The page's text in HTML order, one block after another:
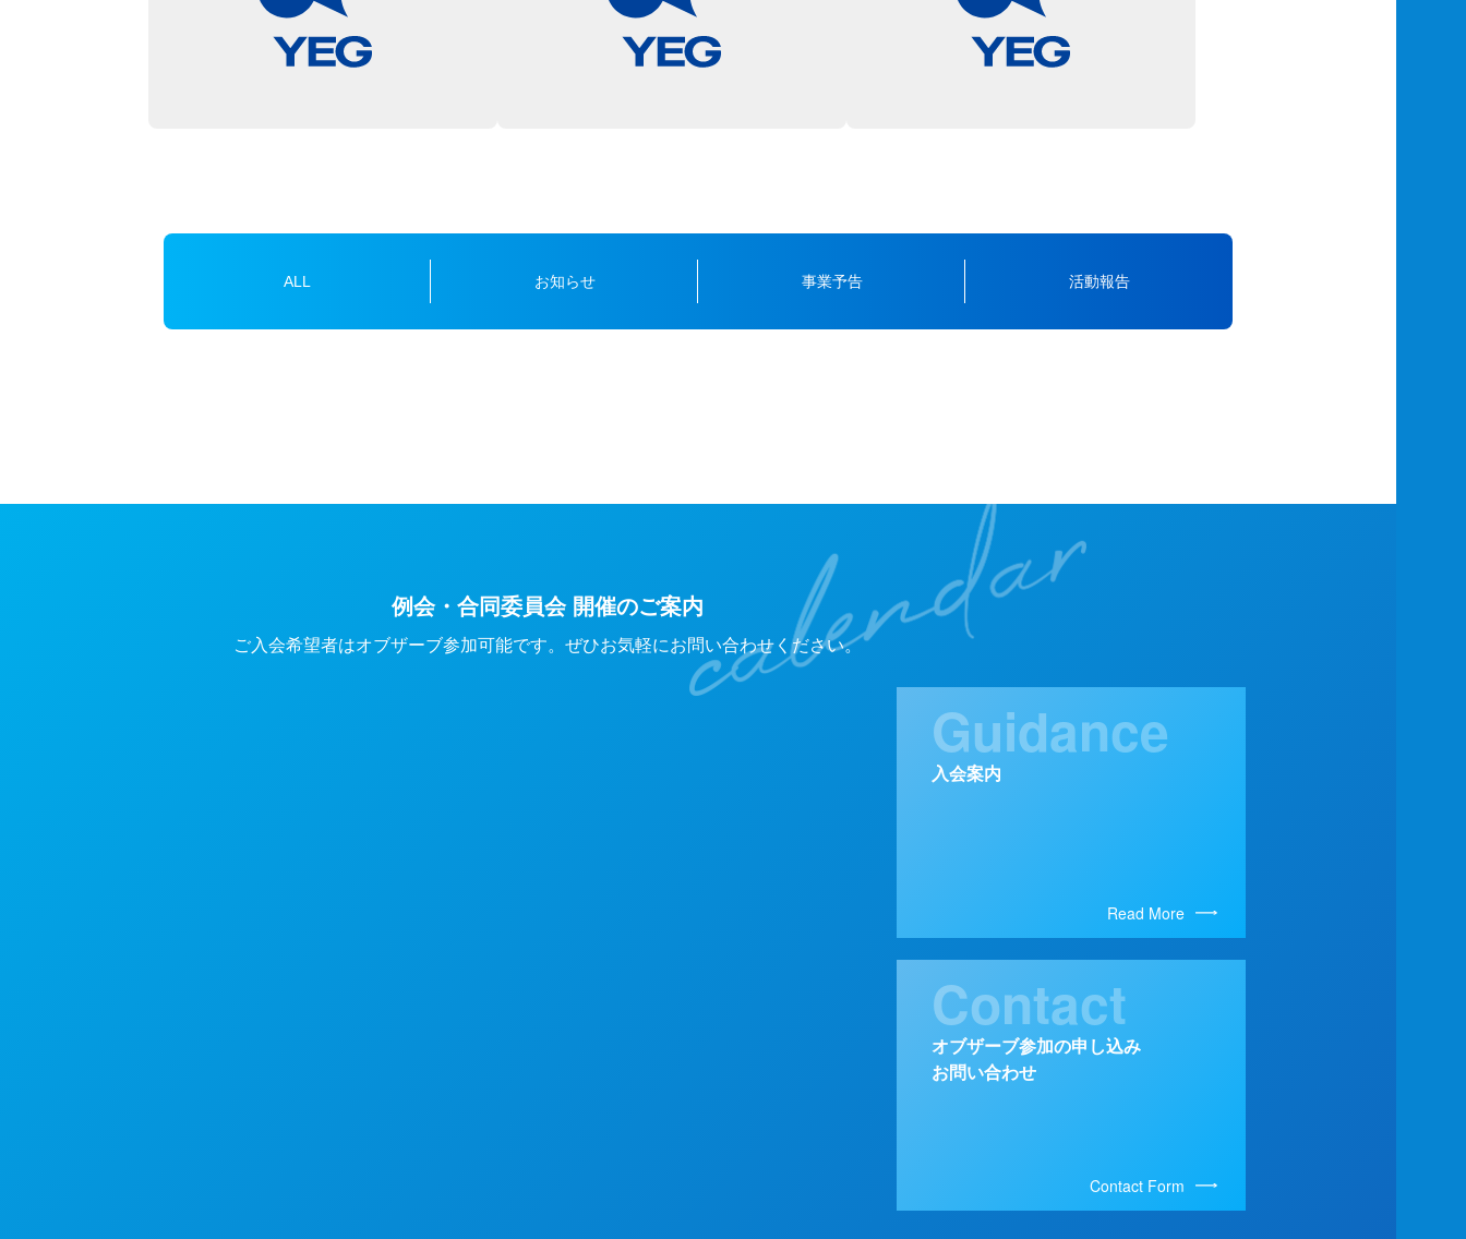
ALL お知らせ 事業予告 活動報告
例会・合同委員会 開催のご案内
ご入会希望者はオブザーブ参加可能です。ぜひお気軽にお問い合わせください。
Guidance
入会案内
Read More
Contact
オブザーブ参加の申し込み
お問い合わせ
Contact Form